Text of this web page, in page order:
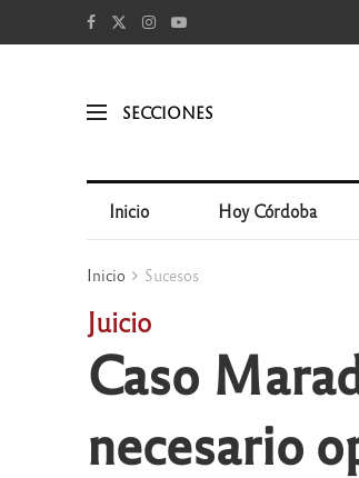
SECCIONES
Inicio Hoy Córdoba
Inicio Sucesos
Juicio
Caso
necesario